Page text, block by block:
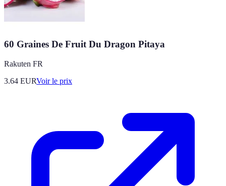
60 Graines De Fruit Du Dragon Pitaya
Rakuten FR
3.64 EURVoir le prix